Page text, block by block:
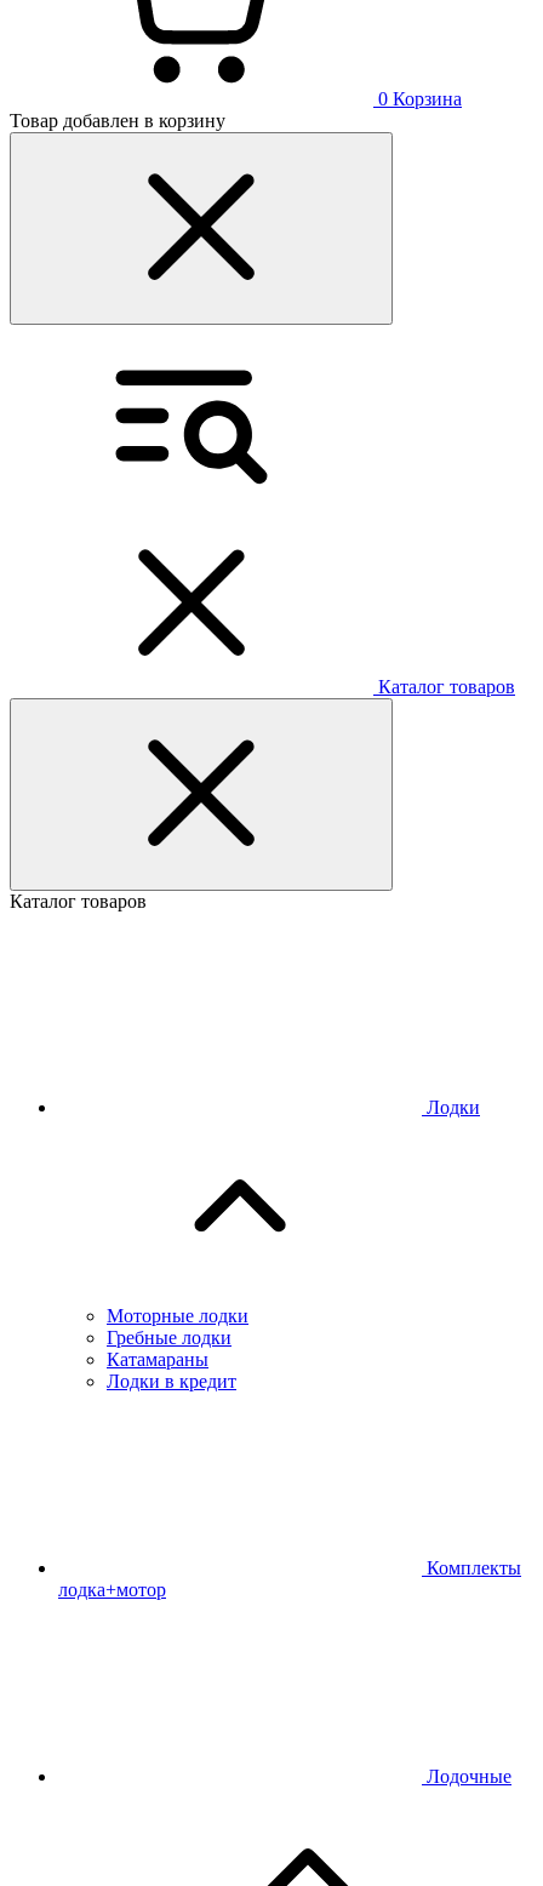
0 Корзина
Товар добавлен в корзину
Каталог товаров
Каталог товаров
Лодки
Моторные лодки
Гребные лодки
Катамараны
Лодки в кредит
Комплекты
лодка+мотор
Лодочные